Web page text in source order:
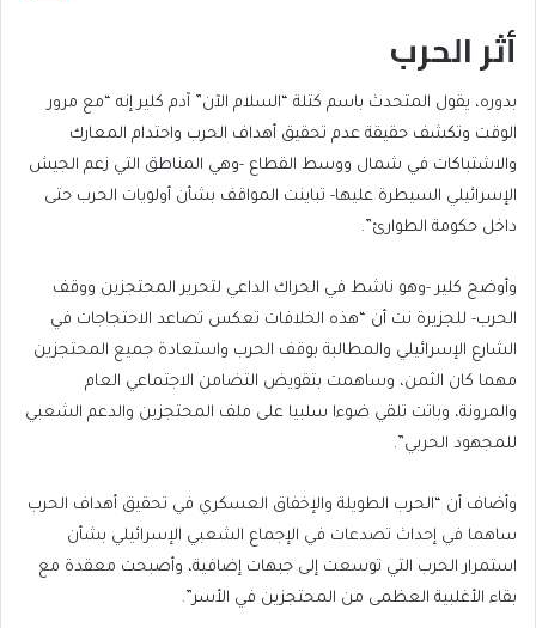
أثر الحرب
بدوره، يقول المتحدث باسم كتلة “السلام الآن” آدم كلير إنه “مع مرور
الوقت وتكشف حقيقة عدم تحقيق أهداف الحرب واحتدام المعارك
والاشتباكات في شمال ووسط القطاع -وهي المناطق التي زعم الجيش
الإسرائيلي السيطرة عليها- تباينت المواقف بشأن أولويات الحرب حتى
داخل حكومة الطوارئ”.
وأوضح كلير -وهو ناشط في الحراك الداعي لتحرير المحتجزين ووقف
الحرب- للجزيرة نت أن “هذه الخلافات تعكس تصاعد الاحتجاجات في
الشارع الإسرائيلي والمطالبة بوقف الحرب واستعادة جميع المحتجزين
مهما كان الثمن، وساهمت بتقويض التضامن الاجتماعي العام
والمرونة، وباتت تلقي ضوءا سلبيا على ملف المحتجزين والدعم الشعبي
للمجهود الحربي”.
وأضاف أن “الحرب الطويلة والإخفاق العسكري في تحقيق أهداف الحرب
ساهما في إحداث تصدعات في الإجماع الشعبي الإسرائيلي بشأن
استمرار الحرب التي توسعت إلى جبهات إضافية، وأصبحت معقدة مع
بقاء الأغلبية العظمى من المحتجزين في الأسر”.